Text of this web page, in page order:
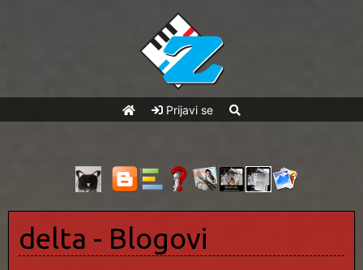
Prijavi se
delta - Blogovi